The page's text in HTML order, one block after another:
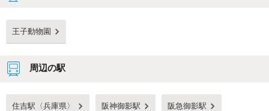
王子動物園
周辺の駅
住吉駅〈兵庫県〉 阪神御影駅 阪急御影駅